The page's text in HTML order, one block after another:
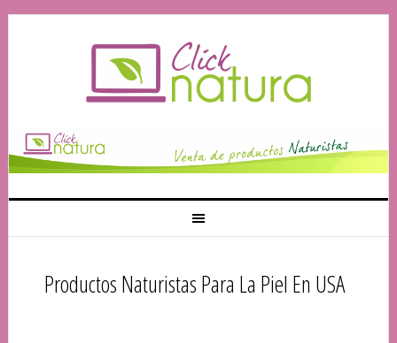
Productos Naturistas Para La Piel En USA